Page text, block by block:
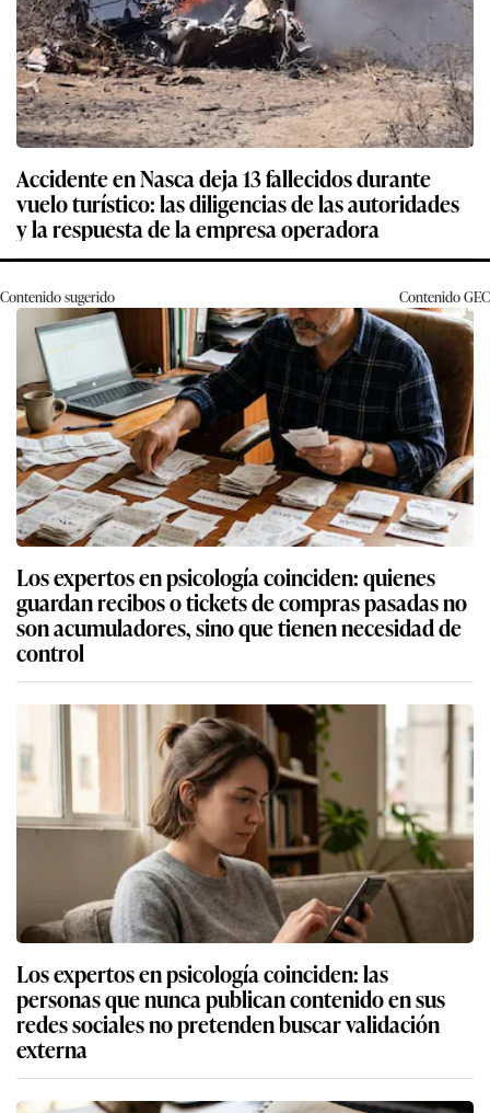
Accidente en Nasca deja 13 fallecidos durante
vuelo turístico: las diligencias de las autoridades
y la respuesta de la empresa operadora
Contenido sugerido ContenidoGEC
Los expertos en psicología coinciden: quienes
guardan recibos o tickets de compras pasadas no
son acumuladores, sino que tienen necesidad de
control
Los expertos en psicología coinciden: las
personas que nunca publican contenido en sus
redes sociales no pretenden buscar validación
externa